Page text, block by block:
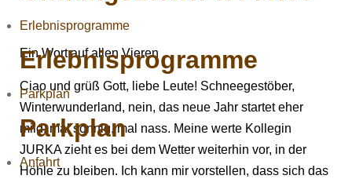
Erlebnisprogramme
Erlebnisprogramme
Parkplan
Parkplan
Anfahrt
Ein Wort auf allen Vieren
Ciao und grüß Gott, liebe Leute! Schneegestöber,
Winterwunderland, nein, das neue Jahr startet eher
mild, mal sonnig, mal nass. Meine werte Kollegin
JURKA zieht es bei dem Wetter weiterhin vor, in der
Höhle zu bleiben. Ich kann mir vorstellen, dass sich das